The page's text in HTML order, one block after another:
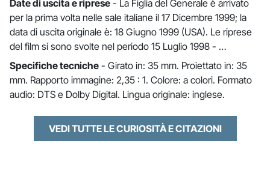
Date di uscita e riprese - La Figlia del Generale è arrivato
per la prima volta nelle sale italiane il 17 Dicembre 1999; la
data di uscita originale è: 18 Giugno 1999 (USA). Le riprese
del film si sono svolte nel periodo 15 Luglio 1998 - …
Specifiche tecniche - Girato in: 35 mm. Proiettato in: 35
mm. Rapporto immagine: 2,35 : 1. Colore: a colori. Formato
audio: DTS e Dolby Digital. Lingua originale: inglese.
VEDI TUTTE LE CURIOSITÀ E CITAZIONI